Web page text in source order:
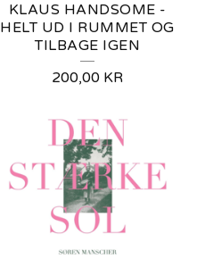
KLAUS HANDSOME -
HELT UD I RUMMET OG
TILBAGE IGEN
200,00 KR